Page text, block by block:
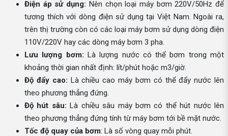
Điện áp sử dụng: Nên chọn loại máy bơm 220V/50Hz để
tương thích với dòng điện sử dụng tại Việt Nam. Ngoài ra,
trên thị trường còn có các loại máy bơm sử dụng dòng điện
110V/220V hay các dòng máy bơm 3 pha.
Lưu lượng bơm: Là lượng nước có thể bơm trong một
khoảng thời gian nhất định: lít/phút hoặc m3/giờ.
Độ đẩy cao: Là chiều cao máy bơm có thể đẩy nước lên
theo phương thẳng đứng.
Độ hút sâu: Là chiều sâu máy bơm có thể hút nước lên
theo phương thẳng đứng tính từ máy bơm tới bề mặt nước.
Tốc độ quay của bơm: Là số vòng quay mỗi phút.